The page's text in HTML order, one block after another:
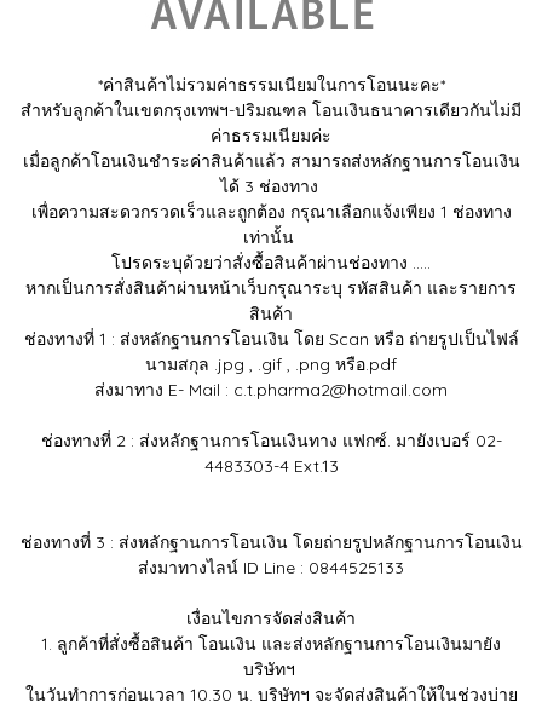
*ค่าสินค้าไม่รวมค่าธรรมเนียมในการโอนนะคะ*
สำหรับลูกค้าในเขตกรุงเทพฯ-ปริมณฑล โอนเงินธนาคารเดียวกันไม่มี
ค่าธรรมเนียมค่ะ
เมื่อลูกค้าโอนเงินชำระค่าสินค้าแล้ว สามารถส่งหลักฐานการโอนเงิน
ได้ 3 ช่องทาง
เพื่อความสะดวกรวดเร็วและถูกต้อง กรุณาเลือกแจ้งเพียง 1 ช่องทาง
เท่านั้น
โปรดระบุด้วยว่าสั่งซื้อสินค้าผ่านช่องทาง .....
หากเป็นการสั่งสินค้าผ่านหน้าเว็บกรุณาระบุ รหัสสินค้า และรายการ
สินค้า
ช่องทางที่ 1 : ส่งหลักฐานการโอนเงิน โดย Scan หรือ ถ่ายรูปเป็นไฟล์
นามสกุล .jpg , .gif , .png หรือ.pdf
ส่งมาทาง E- Mail : c.t.pharma2@hotmail.com
ช่องทางที่ 2 : ส่งหลักฐานการโอนเงินทาง แฟกซ์. มายังเบอร์ 02-
4483303-4 Ext.13
ช่องทางที่ 3 : ส่งหลักฐานการโอนเงิน โดยถ่ายรูปหลักฐานการโอนเงิน
ส่งมาทางไลน์ ID Line : 0844525133
เงื่อนไขการจัดส่งสินค้า
1. ลูกค้าที่สั่งซื้อสินค้า โอนเงิน และส่งหลักฐานการโอนเงินมายัง
บริษัทฯ
ในวันทำการก่อนเวลา 10.30 น. บริษัทฯ จะจัดส่งสินค้าให้ในช่วงบ่าย